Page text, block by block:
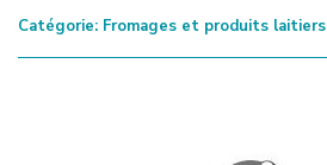
Catégorie: Fromages et produits laitiers